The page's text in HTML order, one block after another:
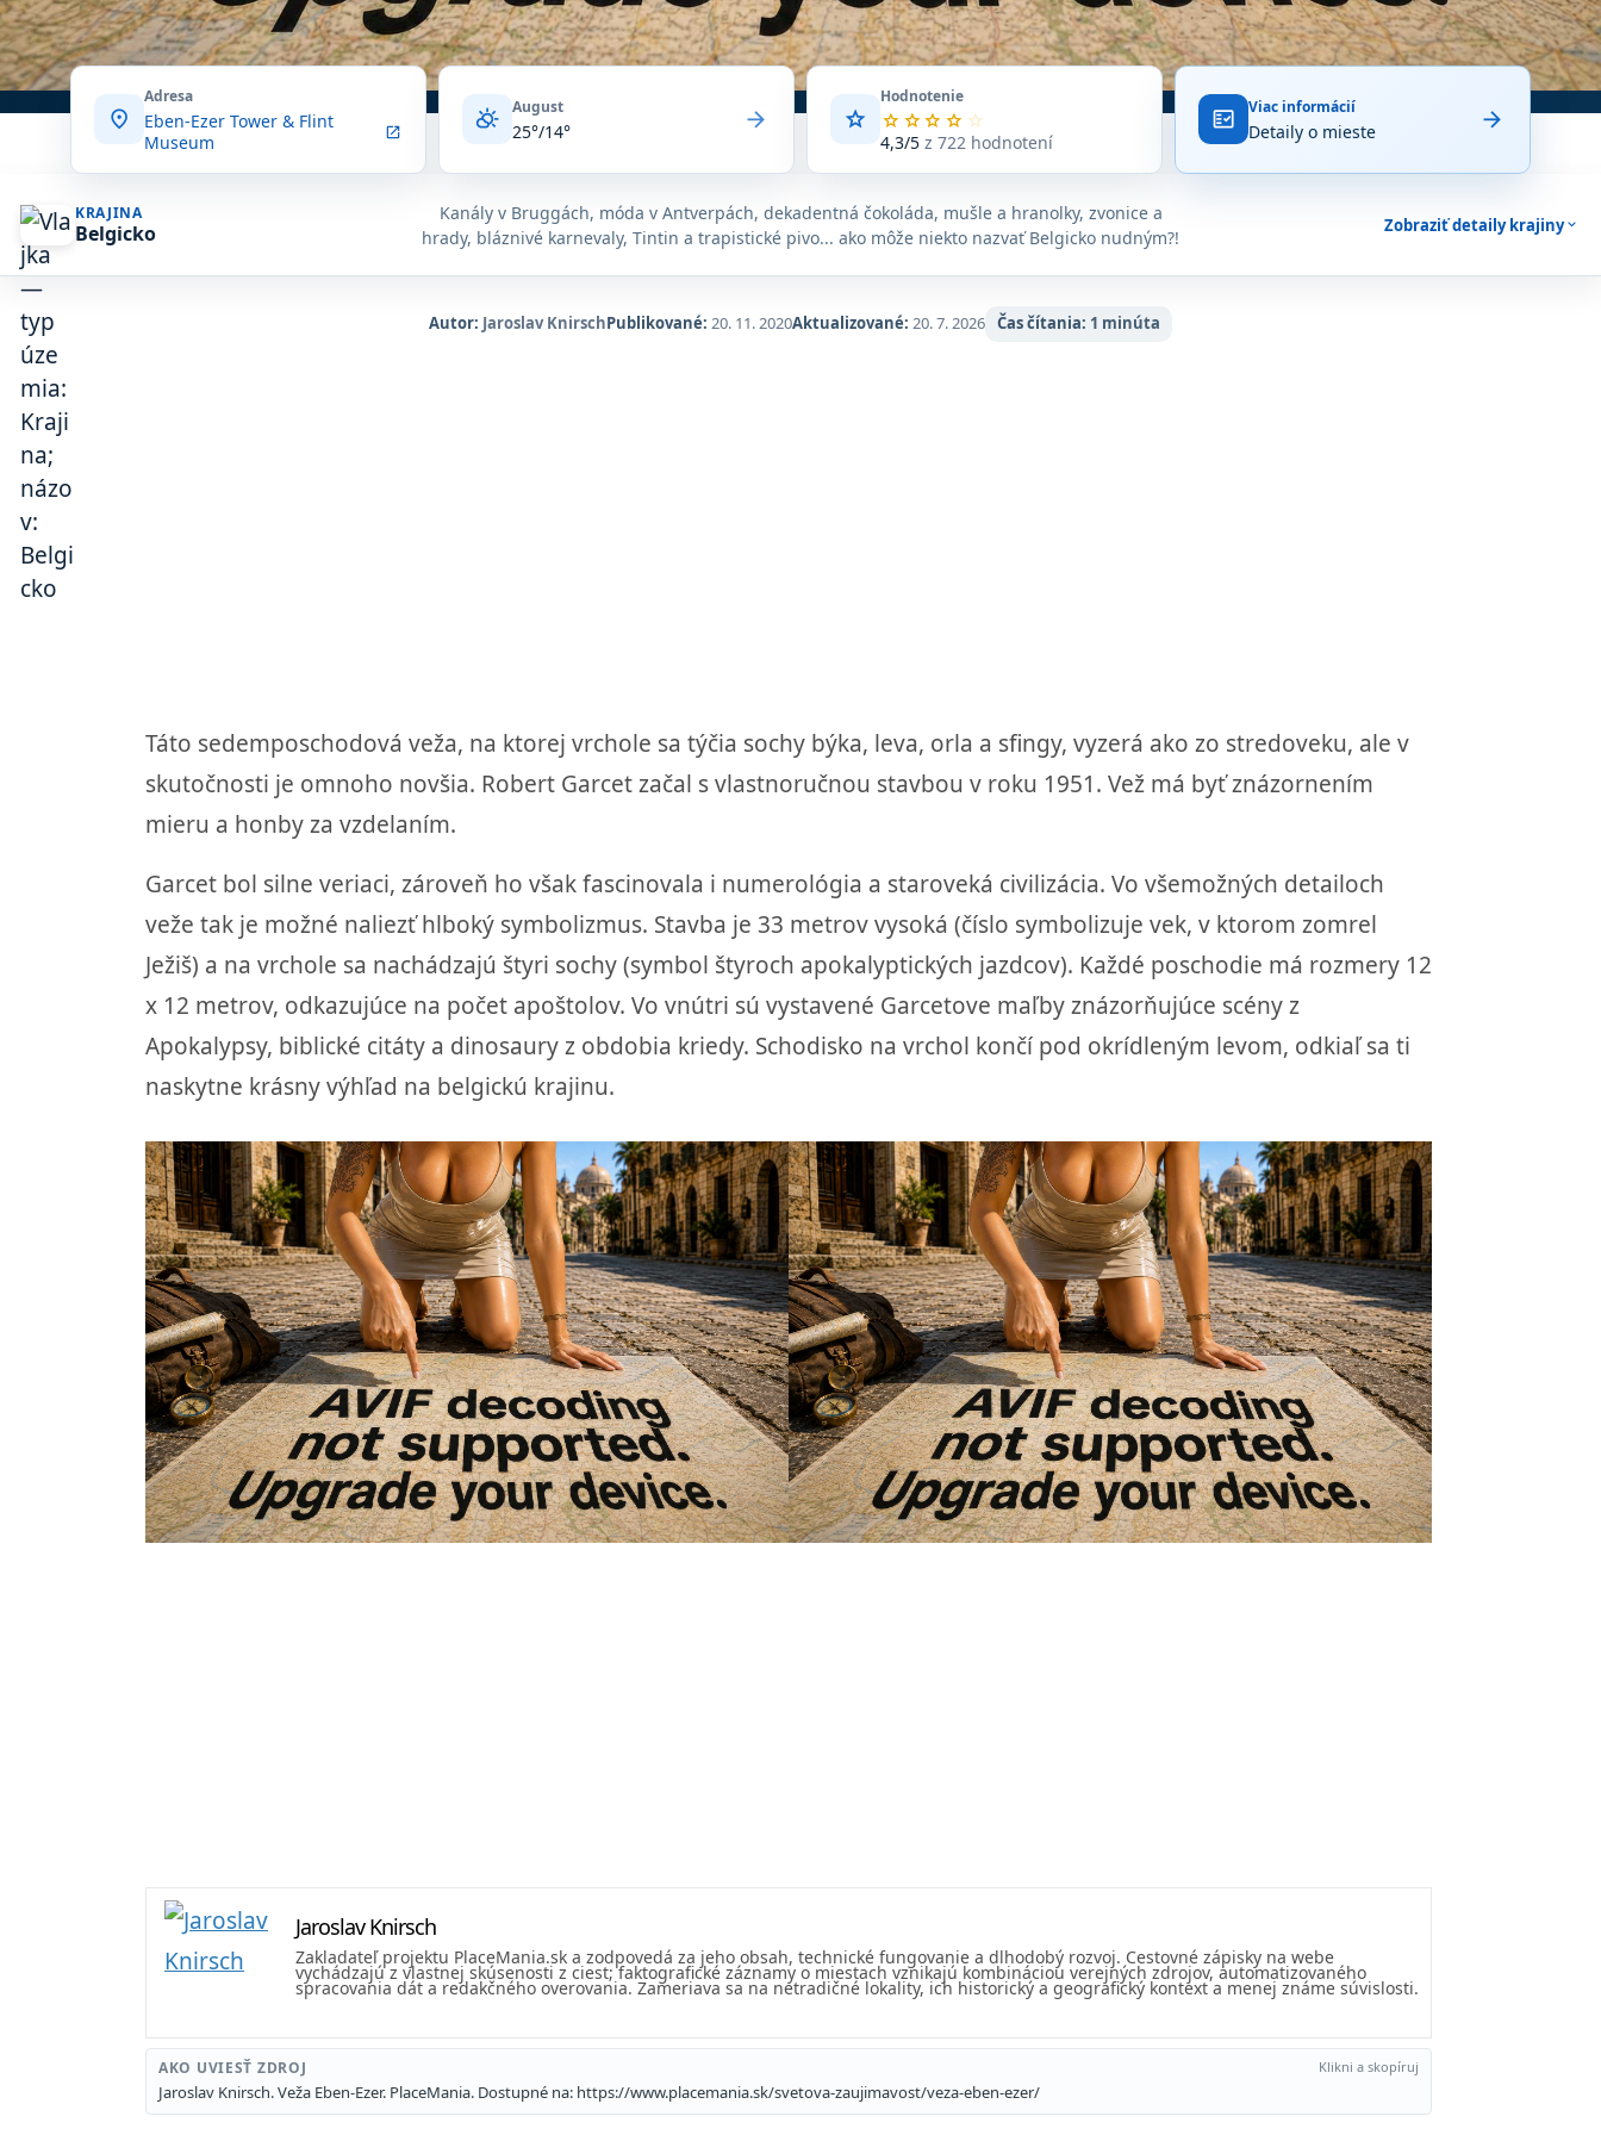
location_on
Adresa
Eben-Ezer Tower & Flint
Museum
open_in_new partly_cloudy_day August
25°/14° arrow_forward star
Hodnotenie
star star star star star
4,3/5z 722 hodnotení
Priemerné
hodnotenie
5
na
základe
722
na
Google
fact_check Viac informácií
Detaily o mieste arrow_forward
KRAJINA
Belgicko
Kanály v Bruggách, móda v Antverpách, dekadentná čokoláda, mušle a hranolky, zvonice a
hrady, bláznivé karnevaly, Tintin a trapistické pivo... ako môže niekto nazvať Belgicko nudným?!
Zobraziť detaily krajinyexpand_more
Autor: Jaroslav KnirschPublikované: 20. 11. 2020Aktualizované: 20. 7. 2026 Čas čítania: 1 minúta
Táto sedemposchodová veža, na ktorej vrchole sa týčia sochy býka, leva, orla a sfingy, vyzerá ako zo stredoveku, ale v
skutočnosti je omnoho novšia. Robert Garcet začal s vlastnoručnou stavbou v roku 1951. Vež má byť znázornením
mieru a honby za vzdelaním.
Garcet bol silne veriaci, zároveň ho však fascinovala i numerológia a staroveká civilizácia. Vo všemožných detailoch
veže tak je možné naliezť hlboký symbolizmus. Stavba je 33 metrov vysoká (číslo symbolizuje vek, v ktorom zomrel
Ježiš) a na vrchole sa nachádzajú štyri sochy (symbol štyroch apokalyptických jazdcov). Každé poschodie má rozmery 12
x 12 metrov, odkazujúce na počet apoštolov. Vo vnútri sú vystavené Garcetove maľby znázorňujúce scény z
Apokalypsy, biblické citáty a dinosaury z obdobia kriedy. Schodisko na vrchol končí pod okrídleným levom, odkiaľ sa ti
naskytne krásny výhľad na belgickú krajinu.
Jaroslav Knirsch
Zakladateľ projektu PlaceMania.sk a zodpovedá za jeho obsah, technické fungovanie a dlhodobý rozvoj. Cestovné zápisky na webe
vychádzajú z vlastnej skúsenosti z ciest; faktografické záznamy o miestach vznikajú kombináciou verejných zdrojov, automatizovaného
spracovania dát a redakčného overovania. Zameriava sa na netradičné lokality, ich historický a geografický kontext a menej známe súvislosti.
AKO UVIESŤ ZDROJ Klikni a skopíruj
Jaroslav Knirsch. Veža Eben-Ezer. PlaceMania. Dostupné na: https://www.placemania.sk/svetova-zaujimavost/veza-eben-ezer/